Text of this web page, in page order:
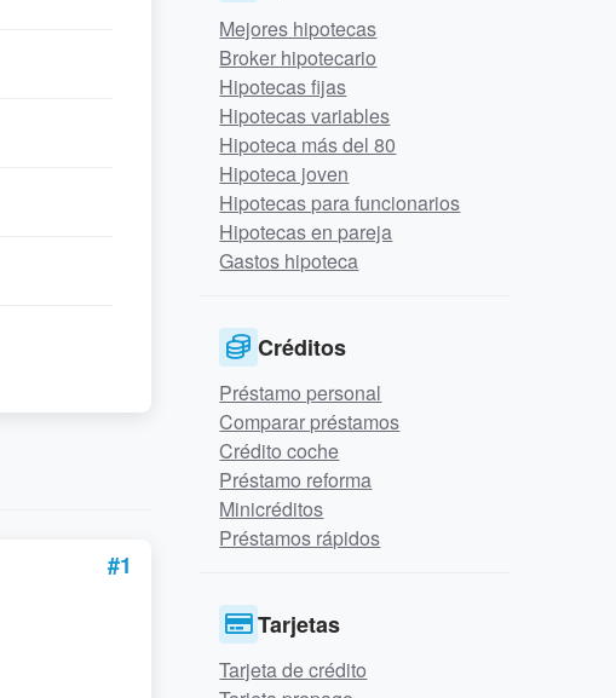
#1
Mejores hipotecas
Broker hipotecario
Hipotecas fijas
Hipotecas variables
Hipoteca más del 80
Hipoteca joven
Hipotecas para funcionarios
Hipotecas en pareja
Gastos hipoteca
Créditos
Préstamo personal
Comparar préstamos
Crédito coche
Préstamo reforma
Minicréditos
Préstamos rápidos
Tarjetas
Tarjeta de crédito